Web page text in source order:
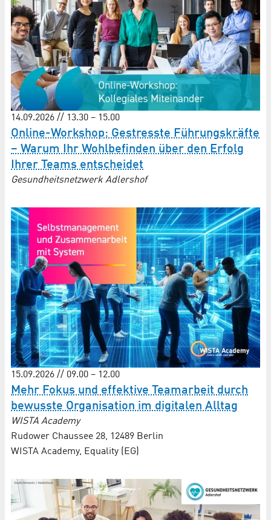
14.09.2026 // 13.30 – 15.00
Online-Workshop: Gestresste Führungskräfte
– Warum Ihr Wohlbefinden über den Erfolg
Ihrer Teams entscheidet
Gesundheitsnetzwerk Adlershof
15.09.2026 // 09.00 – 12.00
Mehr Fokus und effektive Teamarbeit durch
bewusste Organisation im digitalen Alltag
WISTA Academy
Rudower Chaussee 28, 12489 Berlin
WISTA Academy, Equality (EG)